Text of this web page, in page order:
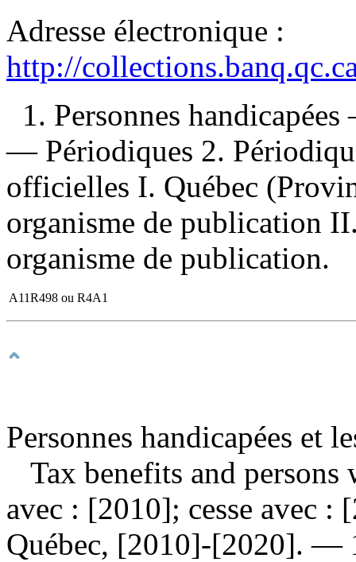
Adresse électronique :
http://
1. Personnes
— Périodiques 2.
officielles I. Québec
organisme de publication
organisme de publication.
A11R498 ou R4A1
Personnes handicapées et
Tax benefits and
avec : [2010]; cesse avec
Québec, [2010]-[2020]. —